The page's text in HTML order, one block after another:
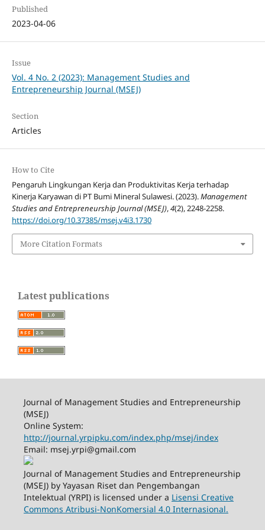
Published
2023-04-06
Issue
Vol. 4 No. 2 (2023): Management Studies and
Entrepreneurship Journal (MSEJ)
Section
Articles
How to Cite
Pengaruh Lingkungan Kerja dan Produktivitas Kerja terhadap
Kinerja Karyawan di PT Bumi Mineral Sulawesi. (2023).Management
Studies and Entrepreneurship Journal (MSEJ),4(2), 2248-2258.
https://doi.org/10.37385/msej.v4i3.1730
More Citation Formats
Latest publications
Journal of Management Studies and Entrepreneurship
(MSEJ)
Online System:
http://journal.yrpipku.com/index.php/msej/index
Email: msej.yrpi@gmail.com
Journal of Management Studies and Entrepreneurship
(MSEJ) by Yayasan Riset dan Pengembangan
Intelektual (YRPI) is licensed under a Lisensi Creative
Commons Atribusi-NonKomersial 4.0 Internasional.